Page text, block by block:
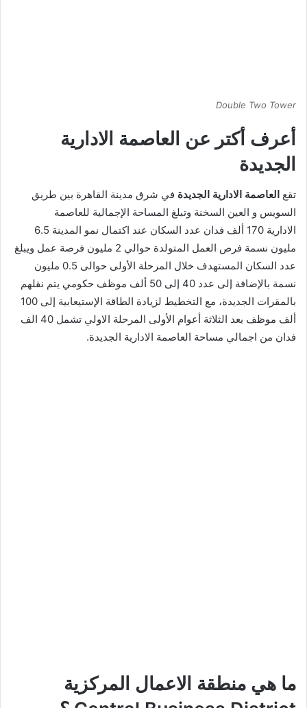
Double Two Tower
أعرف أكتر عن العاصمة الادارية
الجديدة
تقع العاصمة الادارية الجديدة في شرق مدينة القاهرة بين طريق
السويس و العين السخنة وتبلغ المساحة الإجمالية للعاصمة
الادارية 170 ألف فدان عدد السكان عند اكتمال نمو المدينة 6.5
مليون نسمة فرص العمل المتولدة حوالي 2 مليون فرصة عمل ويبلغ
عدد السكان المستهدف خلال المرحلة الأولى حوالى 0.5 مليون
نسمة بالإضافة إلى عدد 40 إلى 50 ألف موظف حكومي يتم نقلهم
بالمقرات الجديدة، مع التخطيط لزيادة الطاقة الإستيعابية إلى 100
ألف موظف بعد الثلاثة أعوام الأولى المرحلة الاولي تشمل 40 الف
فدان من اجمالي مساحة العاصمة الادارية الجديدة.
ما هي منطقة الاعمال المركزية